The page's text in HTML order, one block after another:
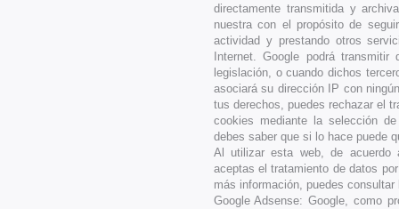
directamente transmitida y
nuestra con el propósito de
actividad y prestando otros
Internet. Google podrá
legislación, o cuando dichos
asociará su dirección IP con
tus derechos, puedes rechazar el
cookies mediante la selección
debes saber que si lo hace puede
Al utilizar esta web, de acuerdo
aceptas el tratamiento de datos
más información, puedes
Google Adsense: Google, como